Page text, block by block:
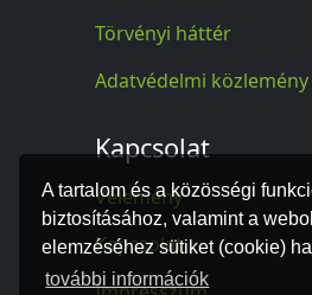
A tartalom és a közösségi
biztosításához, valamint a
elemzéséhez sütiket (cookie)
további információk
Törvényi háttér
Adatvédelmi közlemény
Kapcsolat
Vélemény
Kapcsolat